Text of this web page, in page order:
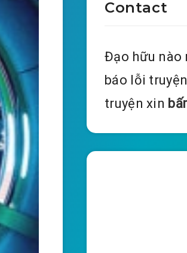
Contact
Đạo hữu nào
báo lỗi
truyện xin